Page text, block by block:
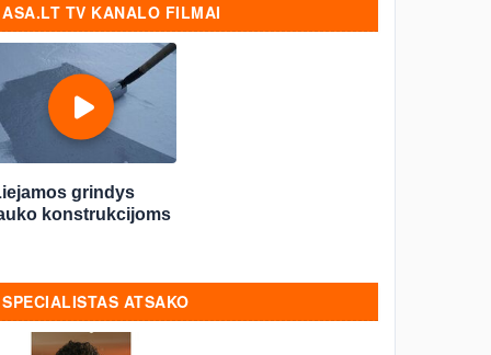
ASA.LT TV KANALO FILMAI
grindys
konstrukcijoms
SPECIALISTAS ATSAKO